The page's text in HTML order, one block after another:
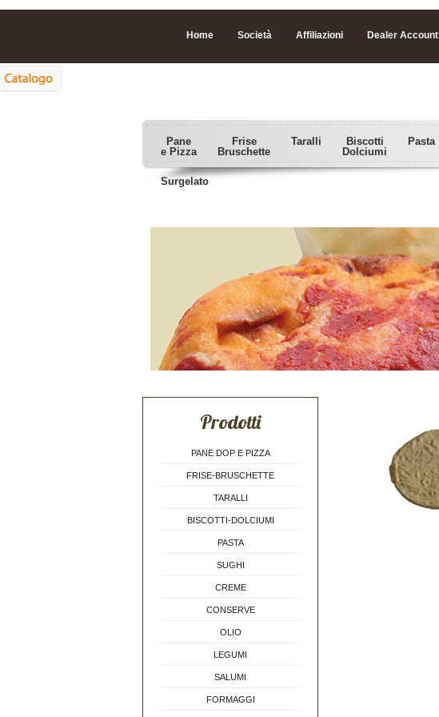
Dealer Account
Affiliazioni
Società
Home
Pane
e Pizza
Frise
Bruschette
Taralli
Biscotti
Dolciumi
Pasta
Surgelato
Prodotti
PANE DOP E PIZZA
FRISE-BRUSCHETTE
TARALLI
BISCOTTI-DOLCIUMI
PASTA
SUGHI
CREME
CONSERVE
OLIO
LEGUMI
SALUMI
FORMAGGI